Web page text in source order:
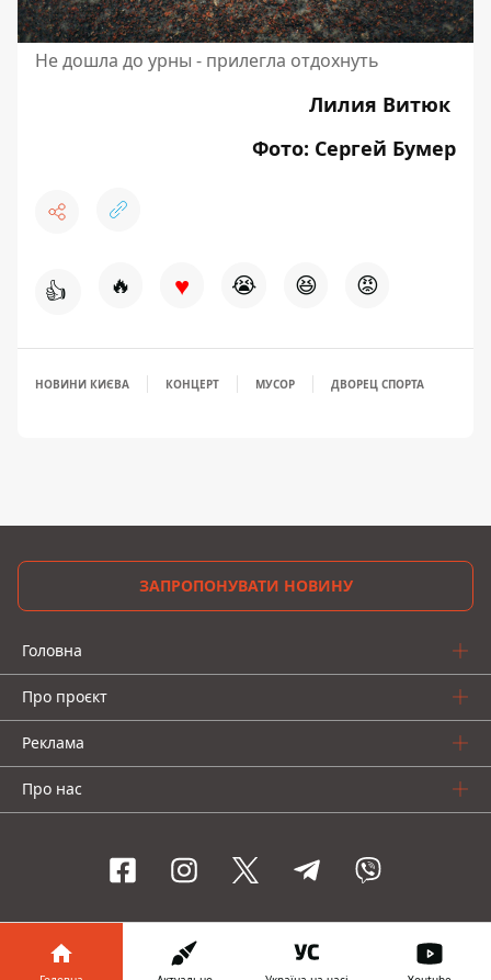
Не дошла до урны - прилегла отдохнуть
Лилия Витюк
Фото: Сергей Бумер
👍 🔥 ♥ 😭 😆 😡
НОВИНИ КИЄВА КОНЦЕРТ МУСОР ДВОРЕЦ СПОРТА
ЗАПРОПОНУВАТИ НОВИНУ
Головна
Про проєкт
Реклама
Про нас
Інформатор проекти